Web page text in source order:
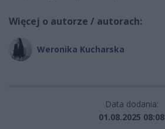
Więcej o autorze / autorach:
Weronika Kucharska
Data dodania:
01.08.2025 08:08